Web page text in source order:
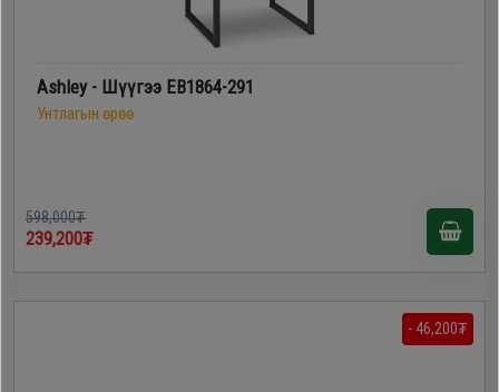
Ashley - Шүүгээ EB1864-291
Унтлагын өрөө
598,000₮
239,200₮
- 46,200₮